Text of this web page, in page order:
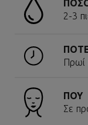
2-3
Πρωί
ΠΟΥ
Σε